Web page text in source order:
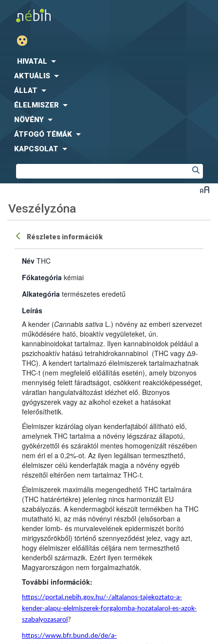
HIVATAL
AKTUÁLIS
ÁLLAT
ÉLELMISZER
NÖVÉNY
ÁTFOGÓ TÉMÁK
KAPCSOLAT
Veszélyzóna
Részletes információk
Név THC
Főkategória kémiai
Alkategória természetes eredetű
Leírás
A kender (Cannabis sativa L.) növény az emberi szervezet
működésére ható, bioaktív vegyületeket, ún.
kannabinoidokat tartalmaz. Ilyen kannabinoidok például a
pszichoaktív hatású tetrahidrokannabinol (THC vagy Δ9-
THC). A kendert tartalmazó élelmiszerek tartalmazhatnak
THC-t (nem megfelelő előállítás esetén), amely bizonyos
mennyiség felett fáradtságot, csökkent reakcióképességet,
váratlan hangulatváltozást idézhet elő. Bizonyos
gyógyszerek vagy az alkohol ezeket a hatásokat
felerősíthetik.
Élelmiszer kizárólag olyan kenderfajtából állítható elő,
amelynek THC tartalma a növény légszáraz állapotú,
gyökérzettől és száraktól mentes homogenizált részében
nem éri el a 0,2%-ot. Az ilyen legálisan termeszthető,
élelmiszer célú kenderfajták magja a növény egyéb
részeitől eltérően nem tartalmaz THC-t.
Élelmiszerek maximális megengedhető THC tartalmára
(THC határértékre) jelenleg nincs harmonizált EU
szabályozás. A kendermagból készült termékben ha THC
mutatható ki, az más növényi részből (elsősorban a
kender lomb- és murvalevelének epidermiszét borító
mirigyszőrökből) történő szennyeződést jelez, vagy azt,
hogy élelmiszer előállítás céljára nem termeszthető
kenderből származik. Ezért ilyen termékek
Magyarországon nem forgalmazhatók.
További információk:
https://portal.nebih.gov.hu/-/altalanos-tajekoztato-a-
kender-alapu-elelmiszerek-forgalomba-hozatalarol-es-azok-
szabalyozasarol ?
https://www.bfr.bund.de/de/a-